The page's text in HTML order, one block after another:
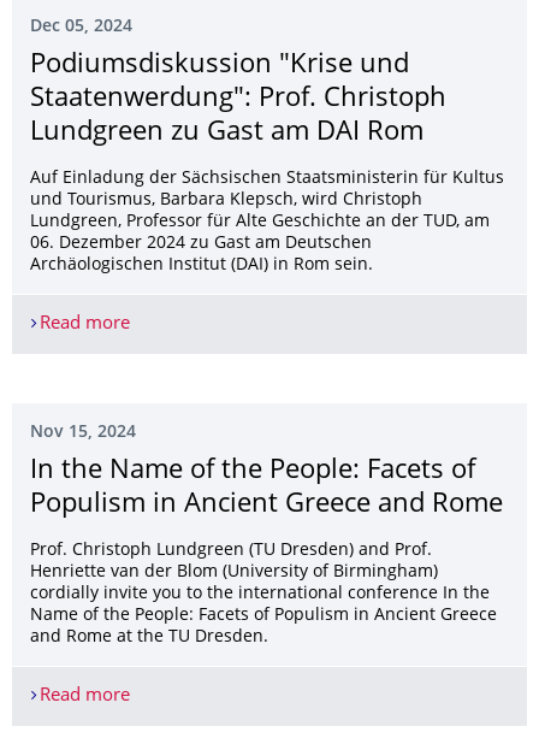
Dec 05, 2024
Podiumsdiskus­sion "Krise und
Staatenwerdung": Prof. Christoph
Lundgreen zu Gast am DAI Rom
Auf Einladung der Sächsischen Staatsministerin für Kultus
und Tourismus, Barbara Klepsch, wird Christoph
Lundgreen, Professor für Alte Geschichte an der TUD, am
06. Dezember 2024 zu Gast am Deutschen
Archäologischen Institut (DAI) in Rom sein.
Read morePodiumsdiskus­sion "Krise und
Nov 15, 2024
In the Name of the People: Facets of
Populism in Ancient Greece and Rome
Prof. Christoph Lundgreen (TU Dresden) and Prof.
Henriette van der Blom (University of Birmingham)
cordially invite you to the international conference In the
Name of the People: Facets of Populism in Ancient Greece
and Rome at the TU Dresden.
Read moreIn the Name of the People: Facets of Populism in